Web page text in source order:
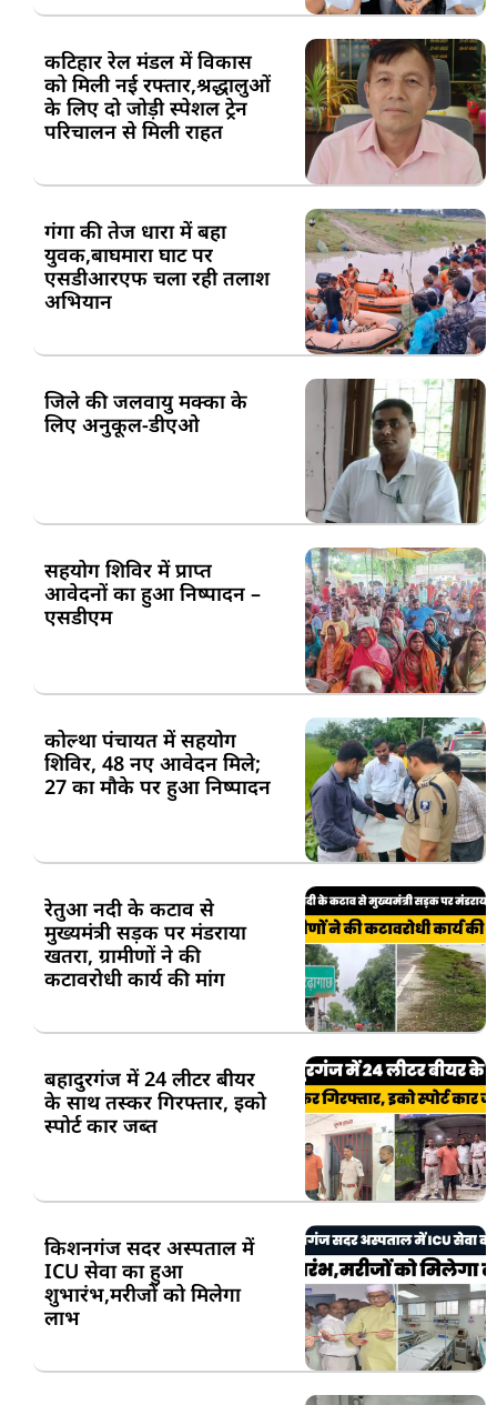
कटिहार रेल मंडल में विकास
को मिली नई रफ्तार,श्रद्धालुओं
के लिए दो जोड़ी स्पेशल ट्रेन
परिचालन से मिली राहत
गंगा की तेज धारा में बहा
युवक,बाघमारा घाट पर
एसडीआरएफ चला रही तलाश
अभियान
जिले की जलवायु मक्का के
लिए अनुकूल-डीएओ
सहयोग शिविर में प्राप्त
आवेदनों का हुआ निष्पादन –
एसडीएम
कोल्था पंचायत में सहयोग
शिविर, 48 नए आवेदन मिले;
27 का मौके पर हुआ निष्पादन
रेतुआ नदी के कटाव से
मुख्यमंत्री सड़क पर मंडराया
खतरा, ग्रामीणों ने की
कटावरोधी कार्य की मांग
बहादुरगंज में 24 लीटर बीयर
के साथ तस्कर गिरफ्तार, इको
स्पोर्ट कार जब्त
किशनगंज सदर अस्पताल में
ICU सेवा का हुआ
शुभारंभ,मरीजों को मिलेगा
लाभ